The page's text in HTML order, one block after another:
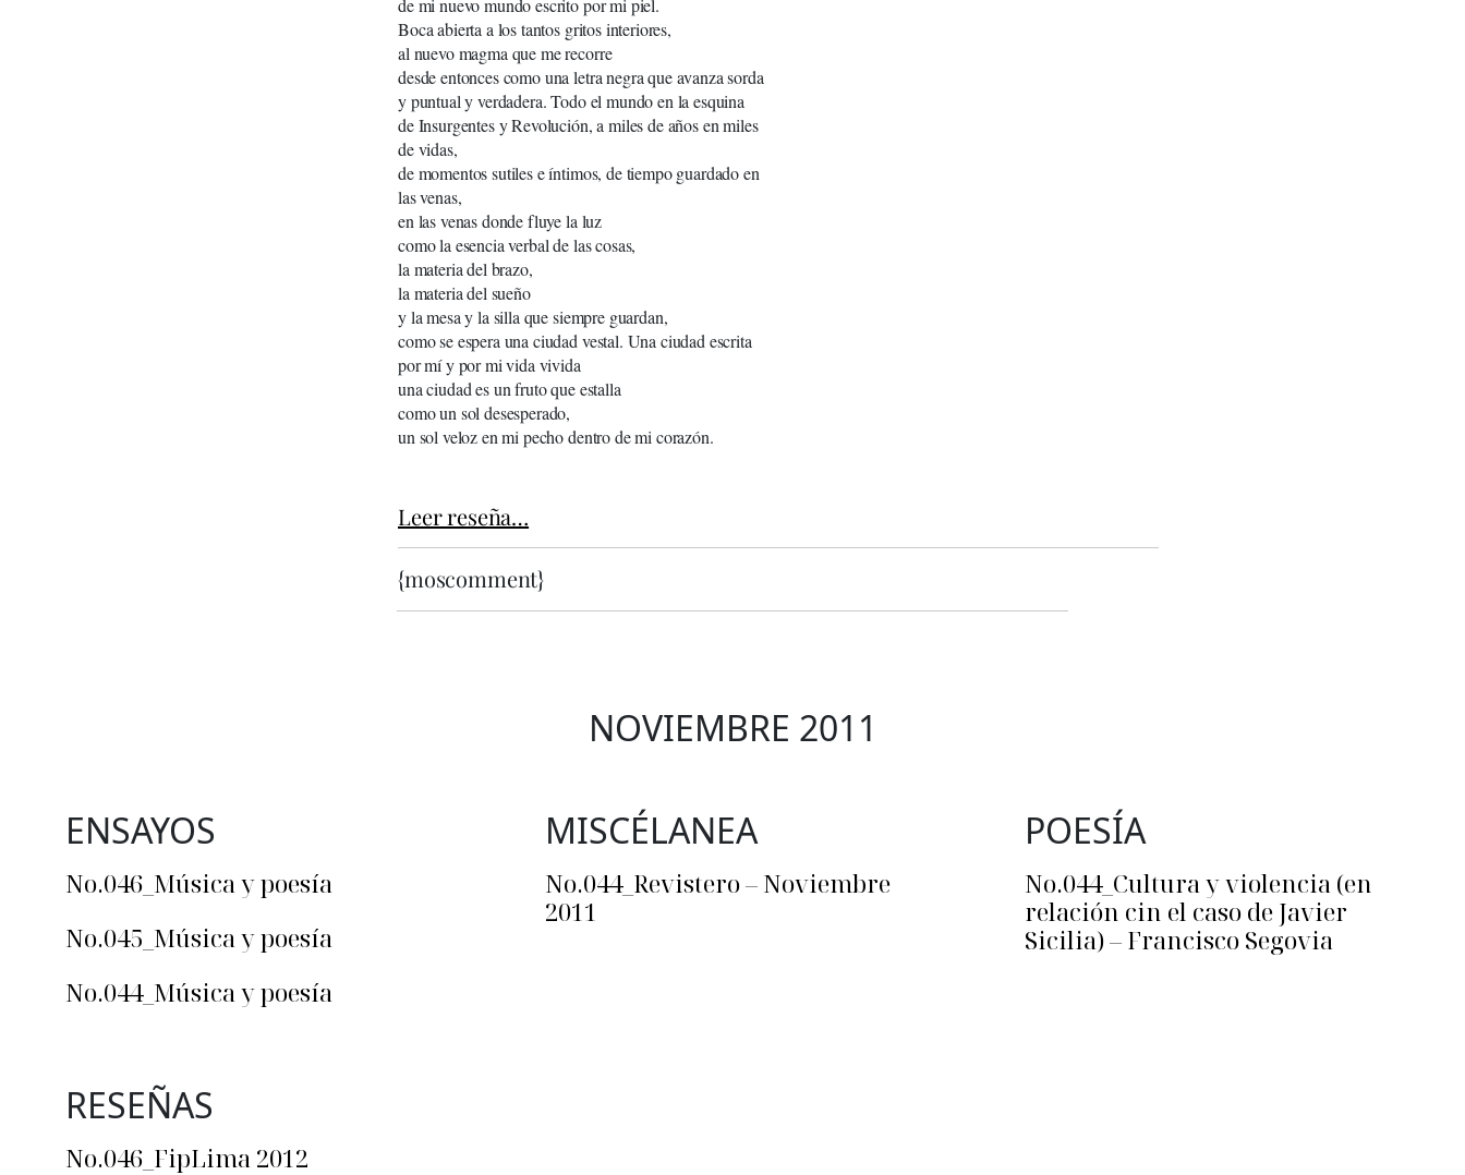
de mi nuevo mundo escrito por mi piel.
Boca abierta a los tantos gritos interiores,
al nuevo magma que me recorre
desde entonces como una letra negra que avanza sorda
y puntual y verdadera. Todo el mundo en la esquina
de Insurgentes y Revolución, a miles de años en miles
de vidas,
de momentos sutiles e íntimos, de tiempo guardado en
las venas,
en las venas donde fluye la luz
como la esencia verbal de las cosas,
la materia del brazo,
la materia del sueño
y la mesa y la silla que siempre guardan,
como se espera una ciudad vestal. Una ciudad escrita
por mí y por mi vida vivida
una ciudad es un fruto que estalla
como un sol desesperado,
un sol veloz en mi pecho dentro de mi corazón.
Leer reseña…
{moscomment}
NOVIEMBRE 2011
ENSAYOS
No.046_Música y poesía
No.045_Música y poesía
No.044_Música y poesía
MISCÉLANEA
No.044_Revistero – Noviembre
2011
POESÍA
No.044_Cultura y violencia (en
relación cin el caso de Javier
Sicilia) – Francisco Segovia
RESEÑAS
No.046_FipLima 2012